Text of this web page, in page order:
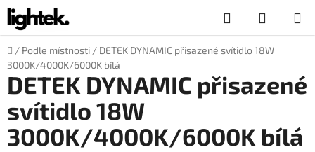
Přejít
na
obsah
Hledat
KOŠÍK
Domů
/ Podle místnosti / DETEK DYNAMIC přisazené svítidlo 18W
3000K/4000K/6000K bílá
DETEK DYNAMIC přisazené
svítidlo 18W
3000K/4000K/6000K bílá